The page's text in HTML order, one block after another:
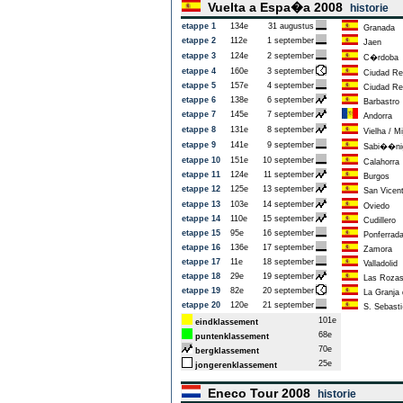
Vuelta a Espa�a 2008 historie
etappe 1 134e 31 augustus
Granada
etappe 2
112e 1 september
Jaen
etappe 3
124e 2 september
C�rdoba
etappe 4
160e 3 september
Ciudad
etappe 5
157e 4 september
Ciudad
etappe 6
138e 6 september
Barbastro
etappe 7
145e 7 september
Andorra
etappe 8
131e 8 september
Vielha /
etappe 9
141e 9 september
etappe 10
151e 10 september
Calahorra
etappe 11
124e 11 september
Burgos
etappe 12
125e 13 september
San
etappe 13
103e 14 september
Oviedo
etappe 14
110e 15 september
Cudillero
etappe 15
95e 16 september
Ponferrada
etappe 16
136e 17 september
Zamora
etappe 17
11e 18 september
Valladolid
etappe 18
29e 19 september
Las Rozas
etappe 19
82e 20 september
La Granja
etappe 20
120e 21 september
S.
eindklassement
101e
puntenklassement
68e
bergklassement
70e
jongerenklassement
25e
Eneco Tour 2008 historie